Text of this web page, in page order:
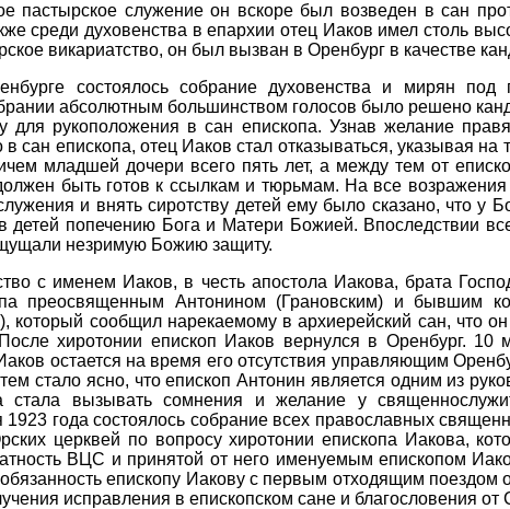
пастырское служение он вскоре был возведен в сан
среди духовенства в епархии отец Иаков имел столь
викариатство, он был вызван в Оренбург в качестве
состоялось собрание духовенства и мирян под
абсолютным большинством голосов было решено
для рукоположения в сан епископа. Узнав желание
сан епископа, отец Иаков стал отказываться, указывая на
младшей дочери всего пять лет, а между тем от
быть готов к ссылкам и тюрьмам. На все
и внять сиротству детей ему было сказано, что у
детей попечению Бога и Матери Божией. Впоследствии
незримую Божию защиту.
с именем Иаков, в честь апостола Иакова, брата
преосвященным Антонином (Грановским) и бывшим
который сообщил нарекаемому в архиерейский сан, что
хиротонии епископ Иаков вернулся в Оренбург. 10
остается на время его отсутствия управляющим
стало ясно, что епископ Антонин является одним из
стала вызывать сомнения и желание у
года состоялось собрание всех православных
церквей по вопросу хиротонии епископа Иакова,
ВЦС и принятой от него именуемым епископом
епископу Иакову с первым отходящим поездом
исправления в епископском сане и благословения